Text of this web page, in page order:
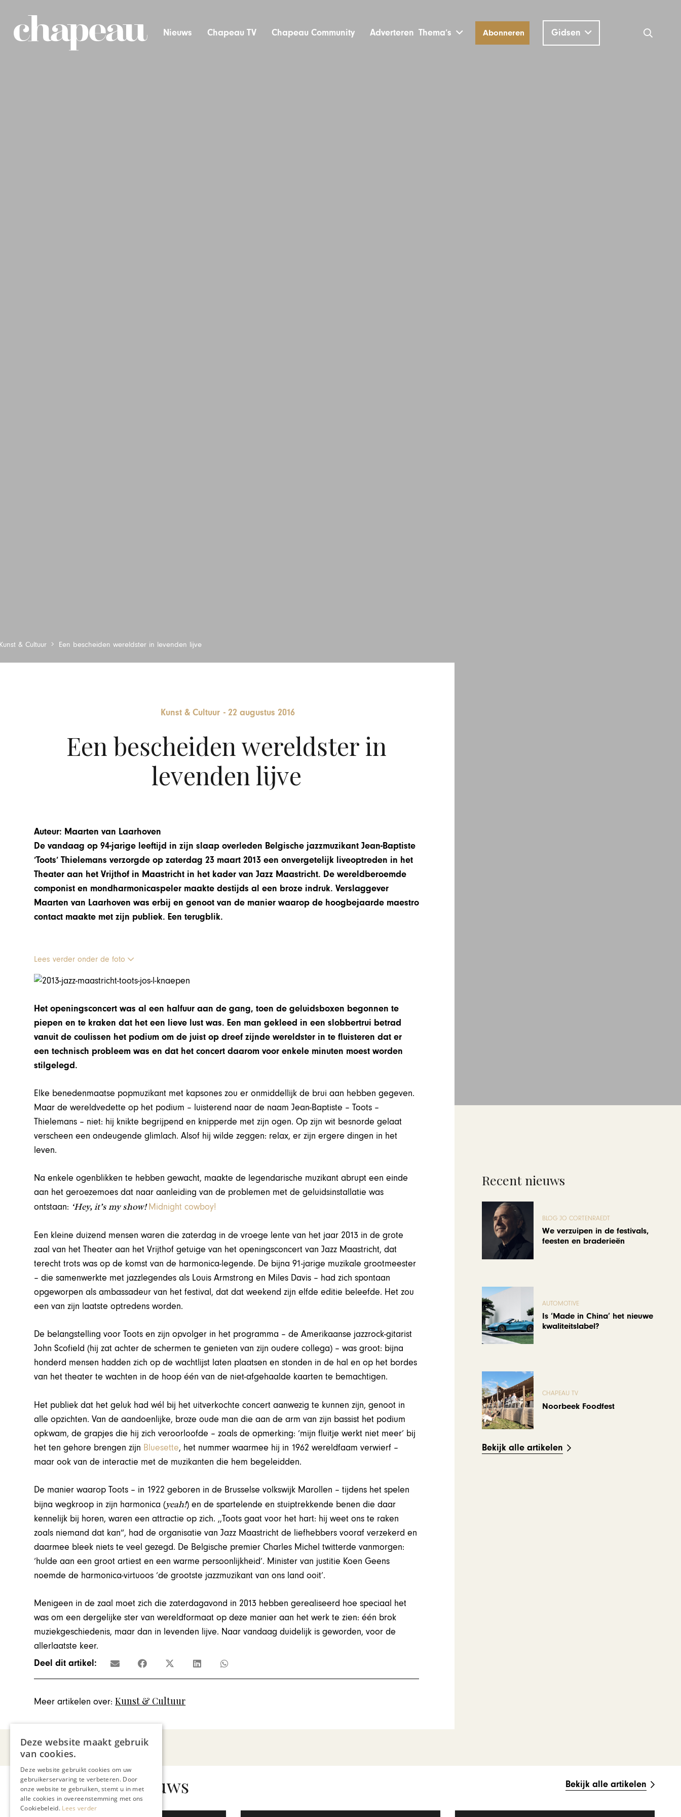
Nieuws Chapeau TV Chapeau Community Adverteren Thema’s Abonneren Gidsen
& Cultuur Een bescheiden wereldster in levenden lijve
Kunst & Cultuur -22 augustus 2016
Een bescheiden wereldster in
levenden lijve
Auteur: Maarten van Laarhoven
De vandaag op 94-jarige leeftijd in zijn slaap overleden Belgische jazzmuzikant Jean-Baptiste
‘Toots’ Thielemans verzorgde op zaterdag 23 maart 2013 een onvergetelijk liveoptreden in het
Theater aan het Vrijthof in Maastricht in het kader van Jazz Maastricht. De wereldberoemde
componist en mondharmonicaspeler maakte destijds al een broze indruk. Verslaggever
Maarten van Laarhoven was erbij en genoot van de manier waarop de hoogbejaarde maestro
contact maakte met zijn publiek. Een terugblik.
Lees verder onder de foto
Het openingsconcert was al een halfuur aan de gang, toen de geluidsboxen begonnen te
piepen en te kraken dat het een lieve lust was. Een man gekleed in een slobbertrui betrad
vanuit de coulissen het podium om de juist op dreef zijnde wereldster in te fluisteren dat er
een technisch probleem was en dat het concert daarom voor enkele minuten moest worden
stilgelegd.
Elke benedenmaatse popmuzikant met kapsones zou er onmiddellijk de brui aan hebben gegeven.
Maar de wereldvedette op het podium – luisterend naar de naam Jean-Baptiste – Toots –
Thielemans – niet: hij knikte begrijpend en knipperde met zijn ogen. Op zijn wit besnorde gelaat
verscheen een ondeugende glimlach. Alsof hij wilde zeggen: relax, er zijn ergere dingen in het
leven.
Na enkele ogenblikken te hebben gewacht, maakte de legendarische muzikant abrupt een einde
aan het geroezemoes dat naar aanleiding van de problemen met de geluidsinstallatie was
ontstaan: ‘Hey, it’s my show! Midnight cowboy!
Een kleine duizend mensen waren die zaterdag in de vroege lente van het jaar 2013 in de grote
zaal van het Theater aan het Vrijthof getuige van het openingsconcert van Jazz Maastricht, dat
terecht trots was op de komst van de harmonica-legende. De bijna 91-jarige muzikale grootmeester
– die samenwerkte met jazzlegendes als Louis Armstrong en Miles Davis – had zich spontaan
opgeworpen als ambassadeur van het festival, dat dat weekend zijn elfde editie beleefde. Het zou
een van zijn laatste optredens worden.
De belangstelling voor Toots en zijn opvolger in het programma – de Amerikaanse jazzrock-gitarist
John Scofield (hij zat achter de schermen te genieten van zijn oudere collega) – was groot: bijna
honderd mensen hadden zich op de wachtlijst laten plaatsen en stonden in de hal en op het bordes
van het theater te wachten in de hoop één van de niet-afgehaalde kaarten te bemachtigen.
Het publiek dat het geluk had wél bij het uitverkochte concert aanwezig te kunnen zijn, genoot in
alle opzichten. Van de aandoenlijke, broze oude man die aan de arm van zijn bassist het podium
opkwam, de grapjes die hij zich veroorloofde – zoals de opmerking: ‘mijn fluitje werkt niet meer’ bij
het ten gehore brengen zijn Bluesette, het nummer waarmee hij in 1962 wereldfaam verwierf –
maar ook van de interactie met de muzikanten die hem begeleidden.
De manier waarop Toots – in 1922 geboren in de Brusselse volkswijk Marollen – tijdens het spelen
bijna wegkroop in zijn harmonica (yeah!) en de spartelende en stuiptrekkende benen die daar
kennelijk bij horen, waren een attractie op zich. ,,Toots gaat voor het hart: hij weet ons te raken
zoals niemand dat kan”, had de organisatie van Jazz Maastricht de liefhebbers vooraf verzekerd en
daarmee bleek niets te veel gezegd. De Belgische premier Charles Michel twitterde vanmorgen:
‘hulde aan een groot artiest en een warme persoonlijkheid’. Minister van justitie Koen Geens
noemde de harmonica-virtuoos ‘de grootste jazzmuzikant van ons land ooit’.
Menigeen in de zaal moet zich die zaterdagavond in 2013 hebben gerealiseerd hoe speciaal het
was om een dergelijke ster van wereldformaat op deze manier aan het werk te zien: één brok
muziekgeschiedenis, maar dan in levenden lijve. Naar vandaag duidelijk is geworden, voor de
allerlaatste keer.
Deel dit artikel:
Meer artikelen over: Kunst & Cultuur
Recent nieuws
BLOG JO CORTENRAEDT
We verzuipen in de festivals,
feesten en braderieën
AUTOMOTIVE
Is ‘Made in China’ het nieuwe
kwaliteitslabel?
CHAPEAU TV
Noorbeek Foodfest
Bekijk alle artikelen
Gerelateerd nieuws Bekijk alle artikelen
Deze website maakt gebruik
van cookies.
Deze website gebruikt cookies om uw
gebruikerservaring te verbeteren. Door
onze website te gebruiken, stemt u in met
alle cookies in overeenstemming met ons
Cookiebeleid. Lees verder